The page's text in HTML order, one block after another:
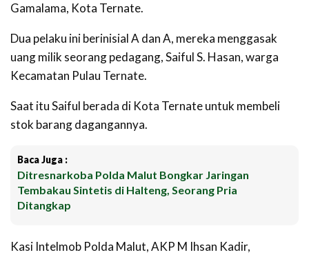
Gamalama, Kota Ternate.
Dua pelaku ini berinisial A dan A, mereka menggasak
uang milik seorang pedagang,Saiful S. Hasan, warga
Kecamatan Pulau Ternate.
Saat itu Saiful berada di Kota Ternate untuk membeli
stok barang dagangannya.
Baca Juga :
Ditresnarkoba Polda Malut Bongkar Jaringan
Tembakau Sintetis di Halteng, Seorang Pria
Ditangkap
Kasi Intelmob Polda Malut, AKP M Ihsan Kadir,